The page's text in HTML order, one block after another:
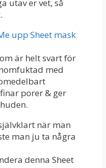
utav er vet, så
upp Sheet mask
är helt svart för
med
porer & ger
när man
man ju ta några
denna Sheet